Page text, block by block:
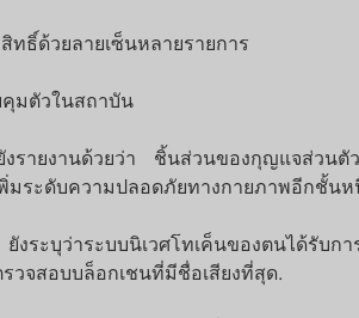
ทธิ์ด้วยลายเซ็นหลายรายการ
มตัวในสถาบัน
รายงานด้วยว่า ชิ้นส่วนของกุญแจส่วนตั
พิ่มระดับความปลอดภัยทางกายภาพอีกชั้นห
งระบุว่าระบบนิเวศโทเค็นของตนได้รับก
วจสอบบล็อกเชนที่มีชื่อเสียงที่สุด.